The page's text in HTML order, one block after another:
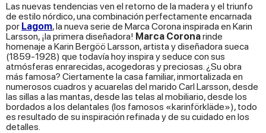
Las nuevas tendencias ven el retorno de la madera y el triunfo
de estilo nórdico, una combinación perfectamente encarnada
por Lagom, la nueva serie de Marca Corona inspirada en Karin
Larsson, ¡la primera diseñadora! Marca Coronarinde
homenaje a Karin Bergöö Larsson, artista y diseñadora sueca
(1859-1928) que todavía hoy inspira y seduce con sus
atmósferas enrarecidas, acogedoras y preciosas. ¿Su obra
más famosa? Ciertamente la casa familiar, inmortalizada en
numerosos cuadros y acuarelas del marido Carl Larsson, desde
las sillas a las mantas, desde las telas al mobiliario, desde los
bordados a los delantales (los famosos «karinförkläde»), todo
es resultado de su inspiración refinada y de su cuidado en los
detalles.